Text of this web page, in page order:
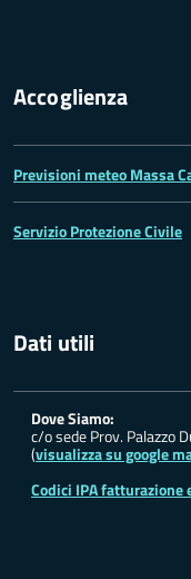
Accoglienza
Previsioni meteo Massa
Servizio Protezione Civile
Dati utili
Dove Siamo:
c/o sede Prov. Palazzo
(visualizza su google
Codici IPA fatturazione